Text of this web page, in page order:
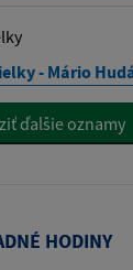
- Mário
ďalšie oznamy
HODINY